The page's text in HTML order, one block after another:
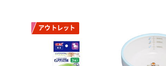
アウトレット